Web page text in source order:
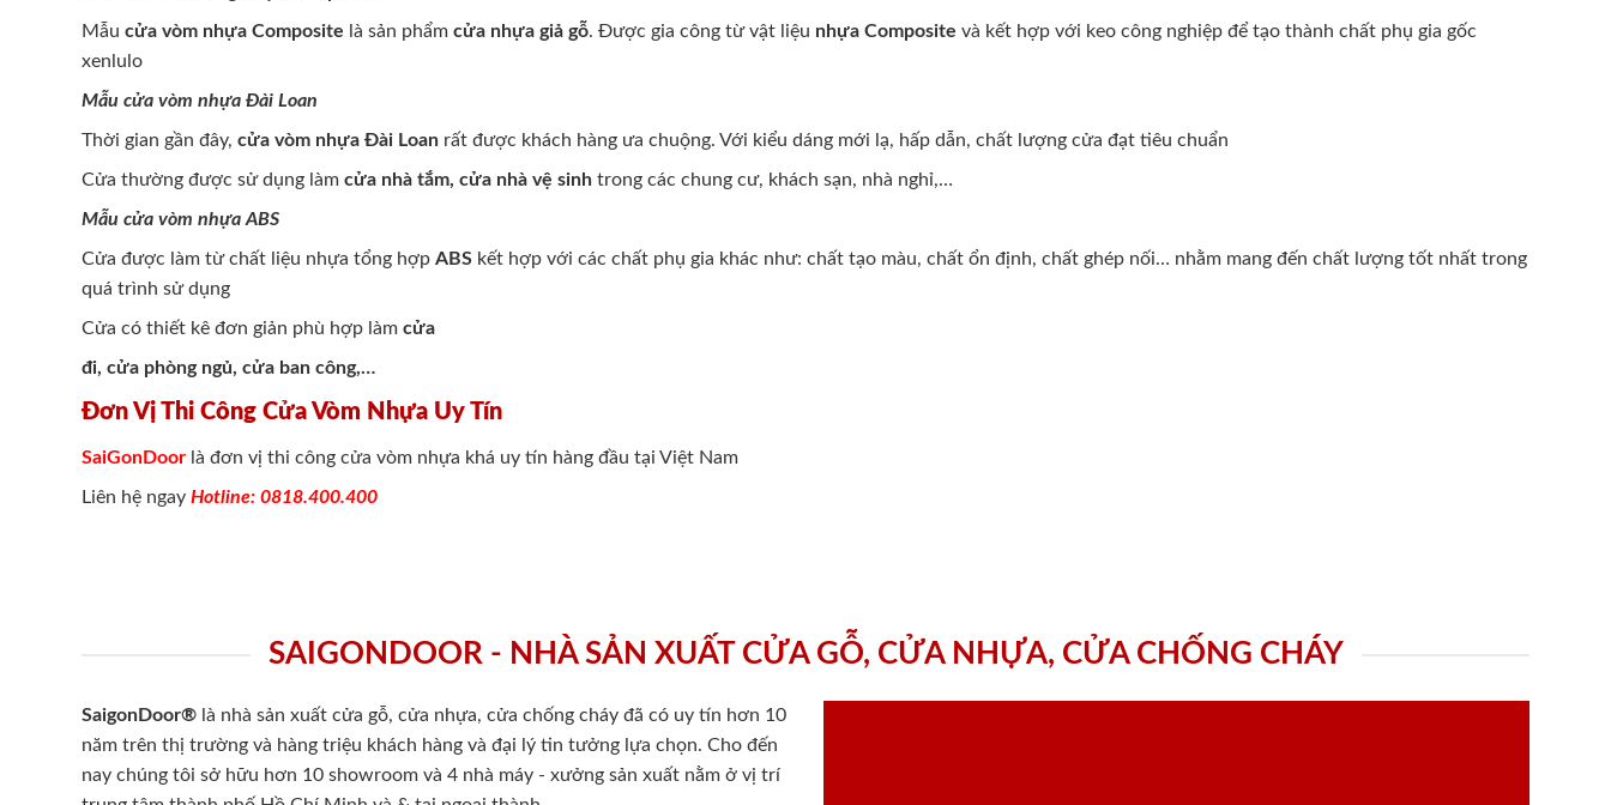
Mẫu cửa vòm nhựa Composite là sản phẩm cửa nhựa giả gỗ. Được gia công từ vật liệu nhựa Composite và kết hợp với keo công nghiệp để tạo thành chất phụ gia gốc
xenlulo
Mẫu cửa vòm nhựa Đài Loan
Thời gian gần đây, cửa vòm nhựa Đài Loan rất được khách hàng ưa chuộng. Với kiểu dáng mới lạ, hấp dẫn, chất lượng cửa đạt tiêu chuẩn
Cửa thường được sử dụng làm cửa nhà tắm, cửa nhà vệ sinh trong các chung cư, khách sạn, nhà nghỉ,…
Mẫu cửa vòm nhựa ABS
Cửa được làm từ chất liệu nhựa tổng hợp ABS kết hợp với các chất phụ gia khác như: chất tạo màu, chất ổn định, chất ghép nối… nhằm mang đến chất lượng tốt nhất trong
quá trình sử dụng
Cửa có thiết kê đơn giản phù hợp làm cửa
đi, cửa phòng ngủ, cửa ban công,…
Đơn Vị Thi Công Cửa Vòm Nhựa Uy Tín
SaiGonDoor là đơn vị thi công cửa vòm nhựa khá uy tín hàng đầu tại Việt Nam
Liên hệ ngay Hotline: 0818.400.400
SAIGONDOOR - NHÀ SẢN XUẤT CỬA GỖ, CỬA NHỰA, CỬA CHỐNG CHÁY
SaigonDoor® là nhà sản xuất cửa gỗ, cửa nhựa, cửa chống cháy đã có uy tín hơn 10
năm trên thị trường và hàng triệu khách hàng và đại lý tin tưởng lựa chọn. Cho đến
nay chúng tôi sở hữu hơn 10 showroom và 4 nhà máy - xưởng sản xuất nằm ở vị trí